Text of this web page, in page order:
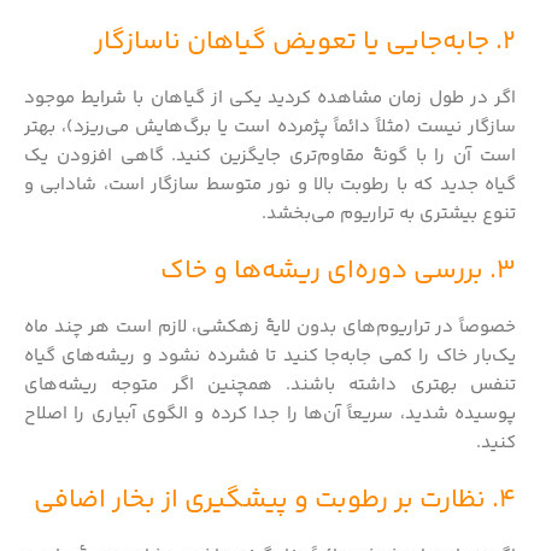
2. جابه‌جایی یا تعویض گیاهان ناسازگار
اگر در طول زمان مشاهده کردید یکی از گیاهان با شرایط موجود
سازگار نیست (مثلاً دائماً پژمرده است یا برگ‌هایش می‌ریزد)، بهتر
است آن را با گونهٔ مقاوم‌تری جایگزین کنید. گاهی افزودن یک
گیاه جدید که با رطوبت بالا و نور متوسط سازگار است، شادابی و
تنوع بیشتری به تراریوم می‌بخشد.
3. بررسی دوره‌ای ریشه‌ها و خاک
خصوصاً در تراریوم‌های بدون لایهٔ زهکشی، لازم است هر چند ماه
یک‌بار خاک را کمی جابه‌جا کنید تا فشرده نشود و ریشه‌های گیاه
تنفس بهتری داشته باشند. همچنین اگر متوجه ریشه‌های
پوسیده شدید، سریعاً آن‌ها را جدا کرده و الگوی آبیاری را اصلاح
کنید.
4. نظارت بر رطوبت و پیشگیری از بخار اضافی